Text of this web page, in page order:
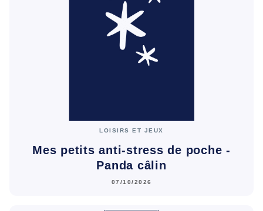
LOISIRS ET JEUX
Mes petits anti-stress de poche -
Panda câlin
07/10/2026